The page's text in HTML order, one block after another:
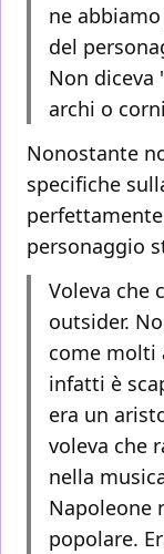
ne
del
Non diceva
archi o
Nonostante
specifiche
personaggio
Voleva che
outsider.
come molti
infatti è
era un
voleva che
nella
Napoleone
popolare.